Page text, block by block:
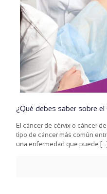
¿Qué debes saber sobre el
El cáncer de cérvix o cáncer
tipo de cáncer más común
una enfermedad que puede